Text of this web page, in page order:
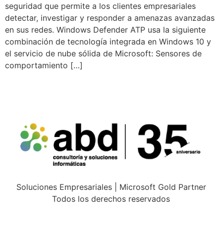
seguridad que permite a los clientes empresariales
detectar, investigar y responder a amenazas avanzadas
en sus redes. Windows Defender ATP usa la siguiente
combinación de tecnología integrada en Windows 10 y
el servicio de nube sólida de Microsoft: Sensores de
comportamiento […]
Soluciones Empresariales | Microsoft Gold Partner
Todos los derechos reservados